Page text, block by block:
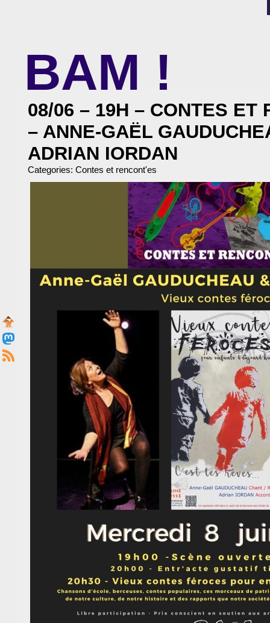
BAM !
08/06 – 19H – CONTES ET
– ANNE-GAËL
ADRIAN IORDAN
Categories: Contes et rencont'es